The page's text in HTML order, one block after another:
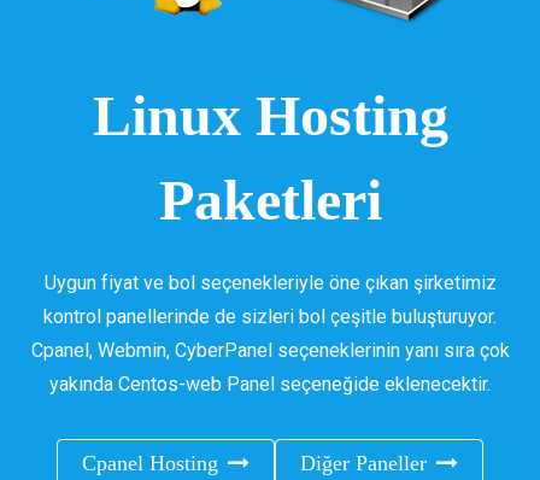
Linux Hosting
Paketleri
Uygun fiyat ve bol seçenekleriyle öne çıkan şirketimiz
kontrol panellerinde de sizleri bol çeşitle buluşturuyor.
Cpanel, Webmin, CyberPanel seçeneklerinin yanı sıra çok
yakında Centos-web Panel seçeneğide eklenecektir.
Cpanel Hosting Diğer Paneller